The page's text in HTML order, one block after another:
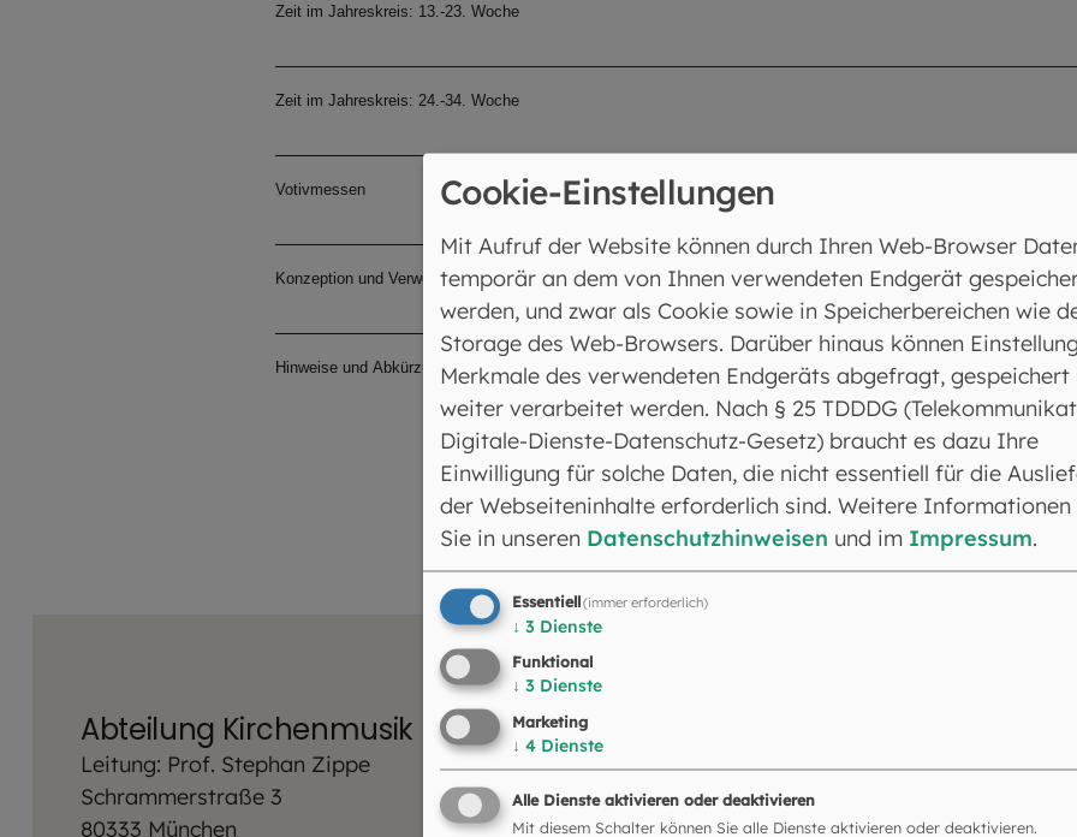
Zeit im Jahreskreis: 13.-23. Woche
Zeit im Jahreskreis: 24.-34. Woche
Votivmessen
Konzeption und Verwendung
Hinweise und Abkürzungen
Abteilung Kirchenmusik
Leitung: Prof. Stephan Zippe
Schrammerstraße 3
80333 München
Cookie-Einstellungen
Mit Aufruf der Website können durch Ihren Web-Browser
temporär an dem von Ihnen verwendeten Endgerät
werden, und zwar als Cookie sowie in Speicherbereichen wie
Storage des Web-Browsers. Darüber hinaus können
Merkmale des verwendeten Endgeräts abgefragt, gespeichert
weiter verarbeitet werden. Nach § 25 TDDDG
Digitale-Dienste-Datenschutz-Gesetz) braucht es dazu Ihre
Einwilligung für solche Daten, die nicht essentiell für die
der Webseiteninhalte erforderlich sind. Weitere Informationen
Sie in unseren Datenschutzhinweisen und im Impressum.
Essentiell(immer erforderlich)
↓ 3 Dienste
Funktional
↓ 3 Dienste
Marketing
↓ 4 Dienste
Alle Dienste aktivieren oder deaktivieren
Mit diesem Schalter können Sie alle Dienste aktivieren oder deaktivieren.